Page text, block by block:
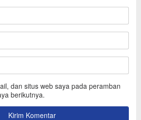
dan situs web saya pada peramban
berikutnya.